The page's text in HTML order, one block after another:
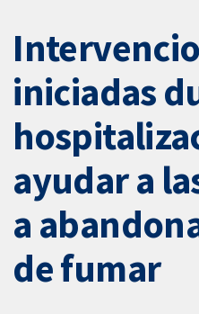
iniciadas
ayudar a
a
de fumar